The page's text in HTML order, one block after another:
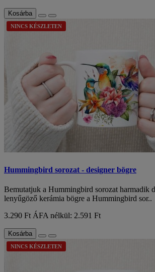
Kosárba
NINCS KÉSZLETEN
Hummingbird sorozat - designer bögre
Bemutatjuk a Hummingbird sorozat harmadik
lenyűgöző kerámia bögre a Hummingbird sor..
3.290 Ft ÁFA nélkül: 2.591 Ft
Kosárba
NINCS KÉSZLETEN